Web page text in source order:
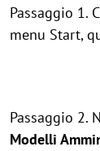
Passaggio 1.
menu Start,
Passaggio 2.
Modelli